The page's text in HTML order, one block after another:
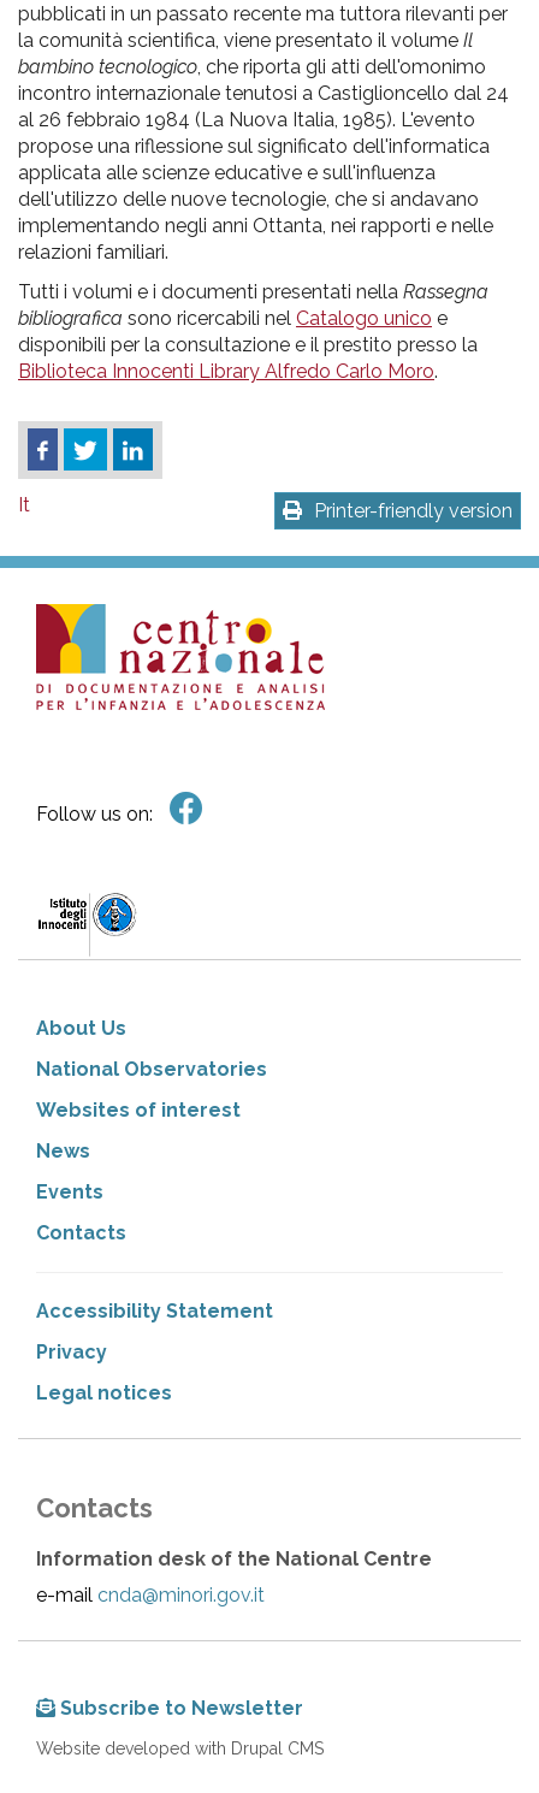
pubblicati in un passato recente ma tuttora rilevanti per
la comunità scientifica, viene presentato il volume Il
bambino tecnologico, che riporta gli atti dell'omonimo
incontro internazionale tenutosi a Castiglioncello dal 24
al 26 febbraio 1984 (La Nuova Italia, 1985). L'evento
propose una riflessione sul significato dell'informatica
applicata alle scienze educative e sull'influenza
dell'utilizzo delle nuove tecnologie, che si andavano
implementando negli anni Ottanta, nei rapporti e nelle
relazioni familiari.
Tutti i volumi e i documenti presentati nella Rassegna
bibliografica sono ricercabili nel Catalogo unico e
disponibili per la consultazione e il prestito presso la
Biblioteca Innocenti Library Alfredo Carlo Moro.
Printer-friendly version
It
Follow us on:
About Us
National Observatories
Websites of interest
News
Events
Contacts
Accessibility Statement
Privacy
Legal notices
Contacts
Information desk of the National Centre
e-mail cnda@minori.gov.it
Subscribe to Newsletter
Website developed with Drupal CMS